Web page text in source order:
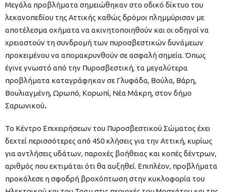
Μεγάλα προβλήματα σημειώθηκαν στο οδικό δίκτυο του
λεκανοπεδίου της Αττικής καθώς δρόμοι πλημμύρισαν με
αποτέλεσμα οχήματα να ακινητοποιηθούν και οι οδηγοί να
χρειαστούν τη συνδρομή των πυροσβεστικών δυνάμεων
προκειμένου να απομακρυνθούν σε ασφαλή σημεία. Όπως
έγινε γνωστό από την Πυροσβεστική, τα μεγαλύτερα
προβλήματα καταγράφηκαν σε Γλυφάδα, Βούλα, Βάρη,
Βουλιαγμένη, Ωρωπό, Κορωπί, Νέα Μάκρη, στον δήμο
Σαρωνικού.
Το Κέντρο Επιχειρήσεων του Πυροσβεστικού Σώματος έχει
δεχτεί περισσότερες από 450 κλήσεις για την Αττική, κυρίως
για αντλήσεις υδάτων, παροχές βοήθειας και κοπές δέντρων,
αριθμός που εκτιμάται ότι θα αυξηθεί. Επιπλέον, προβλήματα
προκάλεσε η σφοδρή βροχόπτωση στην κυκλοφορία του